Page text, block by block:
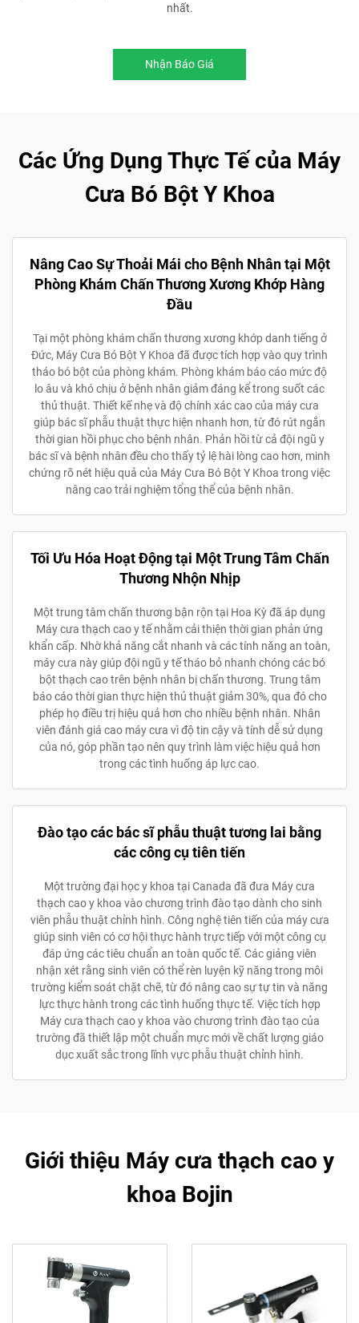
nhất.
Nhận Báo Giá
Các Ứng Dụng Thực Tế của Máy
Cưa Bó Bột Y Khoa
Nâng Cao Sự Thoải Mái cho Bệnh Nhân tại Một
Phòng Khám Chấn Thương Xương Khớp Hàng
Đầu
Tại một phòng khám chấn thương xương khớp danh tiếng ở
Đức, Máy Cưa Bó Bột Y Khoa đã được tích hợp vào quy trình
tháo bó bột của phòng khám. Phòng khám báo cáo mức độ
lo âu và khó chịu ở bệnh nhân giảm đáng kể trong suốt các
thủ thuật. Thiết kế nhẹ và độ chính xác cao của máy cưa
giúp bác sĩ phẫu thuật thực hiện nhanh hơn, từ đó rút ngắn
thời gian hồi phục cho bệnh nhân. Phản hồi từ cả đội ngũ y
bác sĩ và bệnh nhân đều cho thấy tỷ lệ hài lòng cao hơn, minh
chứng rõ nét hiệu quả của Máy Cưa Bó Bột Y Khoa trong việc
nâng cao trải nghiệm tổng thể của bệnh nhân.
Tối Ưu Hóa Hoạt Động tại Một Trung Tâm Chấn
Thương Nhộn Nhịp
Một trung tâm chấn thương bận rộn tại Hoa Kỳ đã áp dụng
Máy cưa thạch cao y tế nhằm cải thiện thời gian phản ứng
khẩn cấp. Nhờ khả năng cắt nhanh và các tính năng an toàn,
máy cưa này giúp đội ngũ y tế tháo bỏ nhanh chóng các bó
bột thạch cao trên bệnh nhân bị chấn thương. Trung tâm
báo cáo thời gian thực hiện thủ thuật giảm 30%, qua đó cho
phép họ điều trị hiệu quả hơn cho nhiều bệnh nhân. Nhân
viên đánh giá cao máy cưa vì độ tin cậy và tính dễ sử dụng
của nó, góp phần tạo nên quy trình làm việc hiệu quả hơn
trong các tình huống áp lực cao.
Đào tạo các bác sĩ phẫu thuật tương lai bằng
các công cụ tiên tiến
Một trường đại học y khoa tại Canada đã đưa Máy cưa
thạch cao y khoa vào chương trình đào tạo dành cho sinh
viên phẫu thuật chỉnh hình. Công nghệ tiên tiến của máy cưa
giúp sinh viên có cơ hội thực hành trực tiếp với một công cụ
đáp ứng các tiêu chuẩn an toàn quốc tế. Các giảng viên
nhận xét rằng sinh viên có thể rèn luyện kỹ năng trong môi
trường kiểm soát chặt chẽ, từ đó nâng cao sự tự tin và năng
lực thực hành trong các tình huống thực tế. Việc tích hợp
Máy cưa thạch cao y khoa vào chương trình đào tạo của
trường đã thiết lập một chuẩn mực mới về chất lượng giáo
dục xuất sắc trong lĩnh vực phẫu thuật chỉnh hình.
Giới thiệu Máy cưa thạch cao y
khoa Bojin